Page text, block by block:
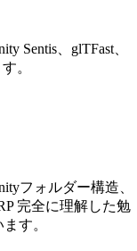
Sentis、glTFast、
。
フォルダー構造、
完全に理解した勉
す。